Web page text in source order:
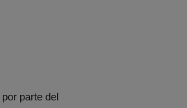
por parte del